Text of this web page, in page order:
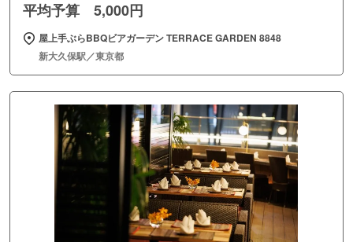
平均予算 5,000円
屋上手ぶらBBQビアガーデン TERRACE GARDEN 8848
新大久保駅／東京都